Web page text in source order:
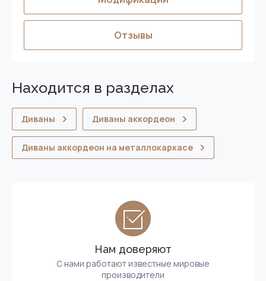
Отзывы
Находится в разделах
Диваны Диваны аккордеон
Диваны аккордеон на металлокаркасе
Нам доверяют
С нами работают известные мировые
производители